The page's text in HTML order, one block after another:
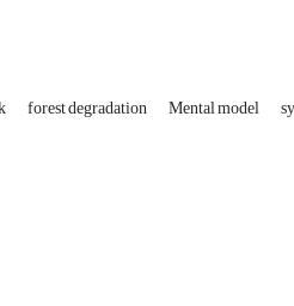
forest degradation Mental model